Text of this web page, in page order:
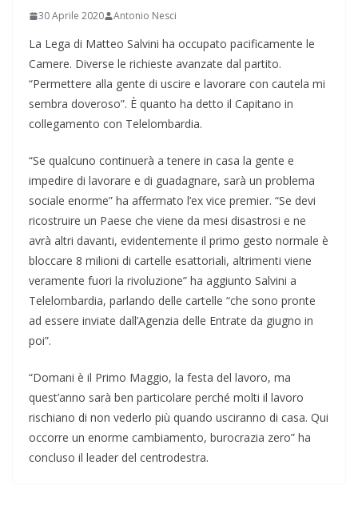
30 Aprile 2020 Antonio Nesci
La Lega di Matteo Salvini ha occupato pacificamente le
Camere. Diverse le richieste avanzate dal partito.
“Permettere alla gente di uscire e lavorare con cautela mi
sembra doveroso”. È quanto ha detto il Capitano in
collegamento con Telelombardia.
“Se qualcuno continuerà a tenere in casa la gente e
impedire di lavorare e di guadagnare, sarà un problema
sociale enorme” ha affermato l’ex vice premier. “Se devi
ricostruire un Paese che viene da mesi disastrosi e ne
avrà altri davanti, evidentemente il primo gesto normale è
bloccare 8 milioni di cartelle esattoriali, altrimenti viene
veramente fuori la rivoluzione” ha aggiunto Salvini a
Telelombardia, parlando delle cartelle “che sono pronte
ad essere inviate dall’Agenzia delle Entrate da giugno in
poi”.
“Domani è il Primo Maggio, la festa del lavoro, ma
quest’anno sarà ben particolare perché molti il lavoro
rischiano di non vederlo più quando usciranno di casa. Qui
occorre un enorme cambiamento, burocrazia zero” ha
concluso il leader del centrodestra.